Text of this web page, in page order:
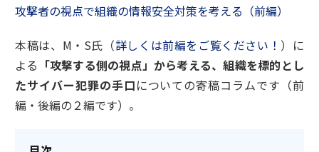
攻撃者の視点で組織の情報安全対策を考える（前編）
本稿は、M・S氏（詳しくは前編をご覧ください！ ）に
よる 「攻撃する側の視点」から考える、組織を標的とし
たサイバー犯罪の手口についての寄稿コラムです（前
編・後編の２編です）。